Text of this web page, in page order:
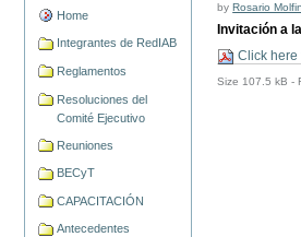
Home
Integrantes de RedIAB
Reglamentos
Resoluciones del
Comité Ejecutivo
Reuniones
BECyT
CAPACITACIÓN
Antecedentes
by Rosario
Invitación a
Click here
Size 107.5 kB -